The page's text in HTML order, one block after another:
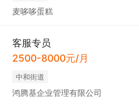
- 能力：会用手机/电脑、沟通好
- 其他：无不良嗜好、无传染病
麦哆哆蛋糕
客服专员
2500-8000元/月
中和街道
鸿腾基企业管理有限公司